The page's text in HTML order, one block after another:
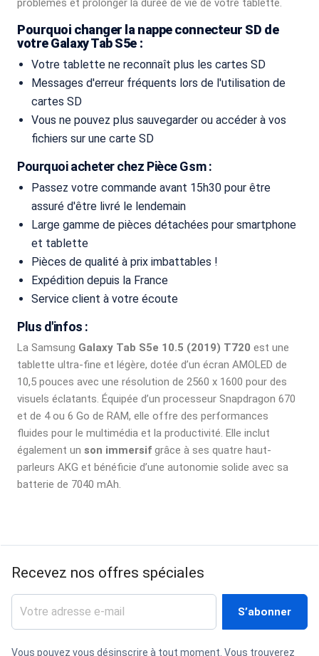
problèmes et prolonger la durée de vie de votre tablette.
Pourquoi changer la nappe connecteur SD de
votre Galaxy Tab S5e :
Votre tablette ne reconnaît plus les cartes SD
Messages d'erreur fréquents lors de l'utilisation de
cartes SD
Vous ne pouvez plus sauvegarder ou accéder à vos
fichiers sur une carte SD
Pourquoi acheter chez Pièce Gsm :
Passez votre commande avant 15h30 pour être
assuré d'être livré le lendemain
Large gamme de pièces détachées pour smartphone
et tablette
Pièces de qualité à prix imbattables !
Expédition depuis la France
Service client à votre écoute
Plus d'infos :
La Samsung Galaxy Tab S5e 10.5 (2019) T720 est une
tablette ultra-fine et légère, dotée d’un écran AMOLED de
10,5 pouces avec une résolution de 2560 x 1600 pour des
visuels éclatants. Équipée d’un processeur Snapdragon 670
et de 4 ou 6 Go de RAM, elle offre des performances
fluides pour le multimédia et la productivité. Elle inclut
également un son immersif grâce à ses quatre haut-
parleurs AKG et bénéficie d’une autonomie solide avec sa
batterie de 7040 mAh.
Recevez nos offres spéciales
Vous pouvez vous désinscrire à tout moment. Vous trouverez